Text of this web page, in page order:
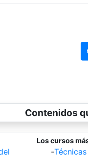
Contenidos
Los cursos
-